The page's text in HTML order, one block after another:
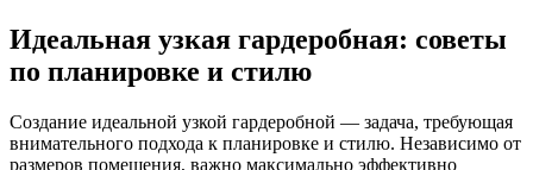
Идеальная узкая гардеробная: советы
по планировке и стилю
Создание идеальной узкой гардеробной — задача, требующая
внимательного подхода к планировке и стилю. Независимо от
размеров помещения, важно максимально эффективно